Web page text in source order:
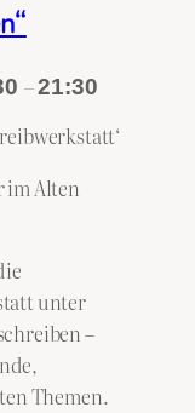
–21:30
im Alten
unter
–
Themen.